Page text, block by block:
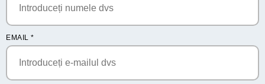
EMAIL *